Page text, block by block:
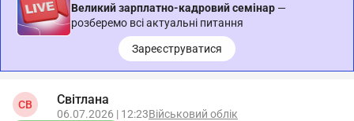
Великий зарплатно-кадровий семінар —
розберемо всі актуальні питання
Зареєструватися
СВ Світлана
06.07.2026 | 12:23Військовий облік